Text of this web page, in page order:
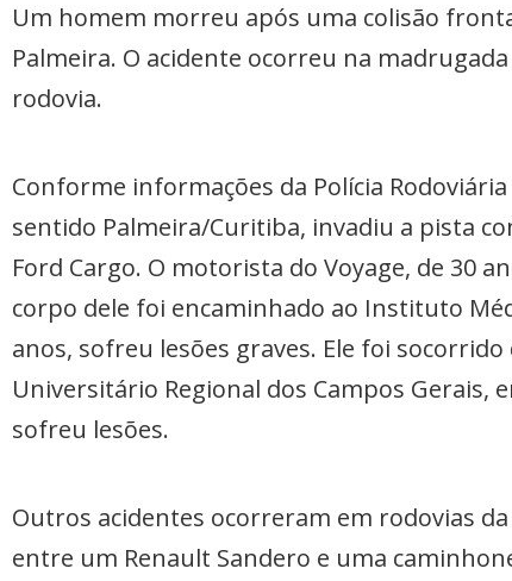
Um homem morreu após uma colisão
Palmeira. O acidente ocorreu na
rodovia.
Conforme informações da Polícia
sentido Palmeira/Curitiba, invadiu a pista
Ford Cargo. O motorista do Voyage, de 30
corpo dele foi encaminhado ao Instituto
anos, sofreu lesões graves. Ele foi
Universitário Regional dos Campos Gerais,
sofreu lesões.
Outros acidentes ocorreram em rodovias
entre um Renault Sandero e uma